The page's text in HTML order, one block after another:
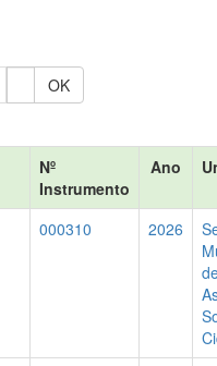
OK
Nº
Instrumento
Ano
000310 2026